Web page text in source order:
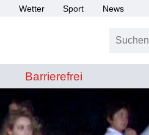
Wetter Sport News
Barrierefrei
Barrierefrei